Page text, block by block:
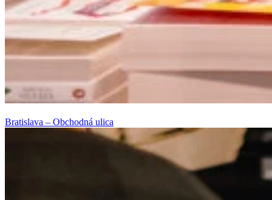
Bratislava – Obchodná ulica